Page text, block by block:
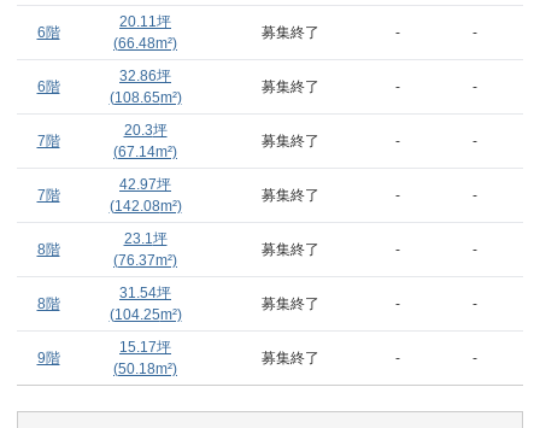
6階
20.11坪
(66.48m²)
募集終了 - -
6階
32.86坪
(108.65m²)
募集終了 - -
7階
20.3坪
(67.14m²)
募集終了 - -
7階
42.97坪
(142.08m²)
募集終了 - -
8階
23.1坪
(76.37m²)
募集終了 - -
8階
31.54坪
(104.25m²)
募集終了 - -
9階
15.17坪
(50.18m²)
募集終了 - -